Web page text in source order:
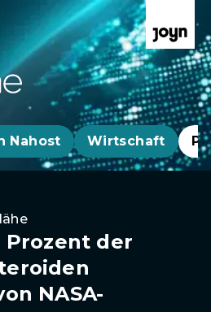
Nahost Wirtschaft
Prozent der
NASA-